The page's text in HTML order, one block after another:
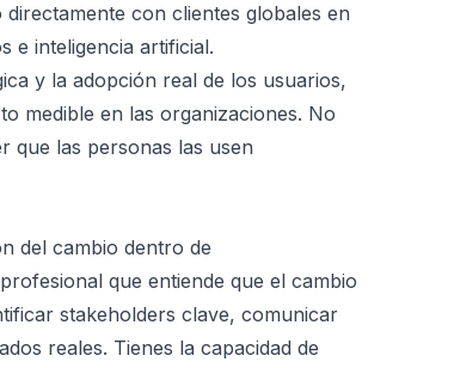
con clientes globales en
e inteligencia artificial.
y la adopción real de los usuarios,
medible en las organizaciones. No
que las personas las usen
del cambio dentro de
que entiende que el cambio
stakeholders clave, comunicar
reales. Tienes la capacidad de